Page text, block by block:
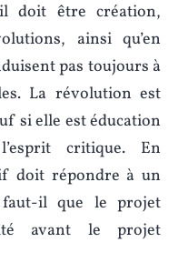
doit être création,
ainsi qu’en
pas toujours à
La révolution est
si elle est éducation
critique. En
doit répondre à un
il que le projet
avant le projet